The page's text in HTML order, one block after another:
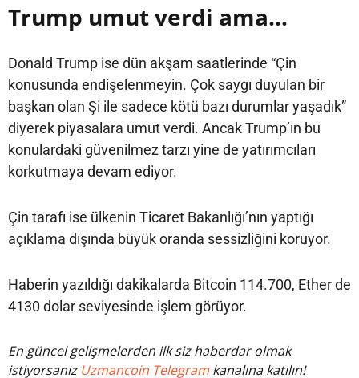
Trump umut verdi ama…
Donald Trump ise dün akşam saatlerinde “Çin
konusunda endişelenmeyin. Çok saygı duyulan bir
başkan olan Şi ile sadece kötü bazı durumlar yaşadık”
diyerek piyasalara umut verdi. Ancak Trump’ın bu
konulardaki güvenilmez tarzı yine de yatırımcıları
korkutmaya devam ediyor.
Çin tarafı ise ülkenin Ticaret Bakanlığı’nın yaptığı
açıklama dışında büyük oranda sessizliğini koruyor.
Haberin yazıldığı dakikalarda Bitcoin 114.700, Ether de
4130 dolar seviyesinde işlem görüyor.
En güncel gelişmelerden ilk siz haberdar olmak
istiyorsanız Uzmancoin Telegram kanalına katılın!